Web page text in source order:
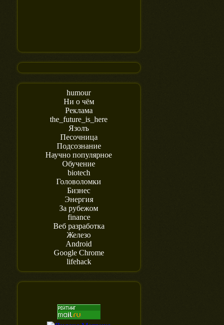
humour
Ни о чём
Реклама
the_future_is_here
Язолъ
Песочница
Подсознание
Научно популярное
Обучение
biotech
Головоломки
Бизнес
Энергия
За рубежом
finance
Веб разработка
Железо
Android
Google Chrome
lifehack